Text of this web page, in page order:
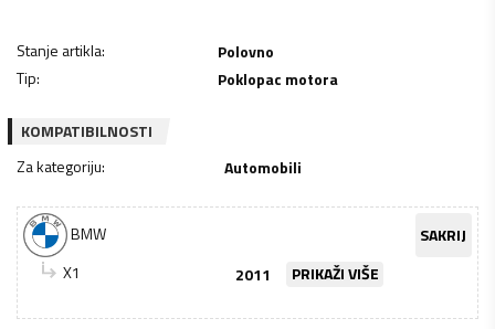
Stanje artikla:
Polovno
Tip: Poklopac motora
KOMPATIBILNOSTI
Za kategoriju: Automobili
BMW
SAKRIJ
X1
2011 PRIKAŽI VIŠE